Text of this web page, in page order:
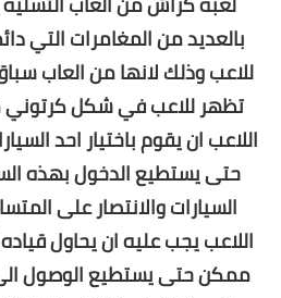
بالعديد من المغامرات التي
للاعب وذلك لانها من العاب
تظهر للاعب في شكل كرتوني
اللاعب ان يقوم باختيار احد
حتى يستطيع الدخول بهذه
السيارات والانتصار على
اللاعب يجب عليه ان يحاول
ممكن حتى يستطيع الوصول